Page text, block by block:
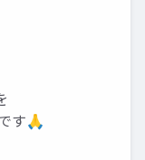
す🙏